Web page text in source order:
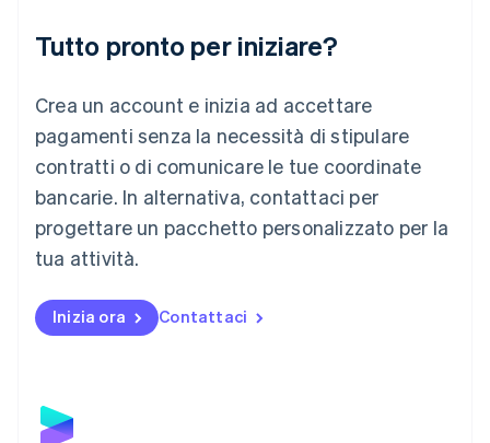
Tutto pronto per iniziare?
Crea un account e inizia ad accettare
pagamenti senza la necessità di stipulare
contratti o di comunicare le tue coordinate
bancarie. In alternativa, contattaci per
progettare un pacchetto personalizzato per la
tua attività.
Inizia ora Contattaci
Lituania
Lussemburgo
Deutsch English
Malaysia
English 简体中文
Malta
Messico
EspañolEnglish
English
Nuova Zelanda
Polonia
English